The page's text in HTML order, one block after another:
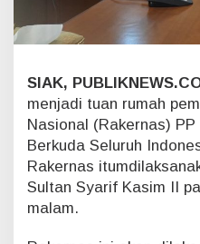
a
s
P
P
r
d
a
s
i
SIAK,
menjadi tuan rumah
Nasional (Rakernas)
Berkuda Seluruh
Rakernas
Sultan Syarif Kasim II
malam.